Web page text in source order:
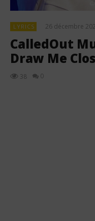
LYRICS 26 décembre
CalledOut
Draw Me
38 0